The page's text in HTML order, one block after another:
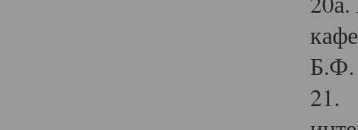
Б.Ф.
21.